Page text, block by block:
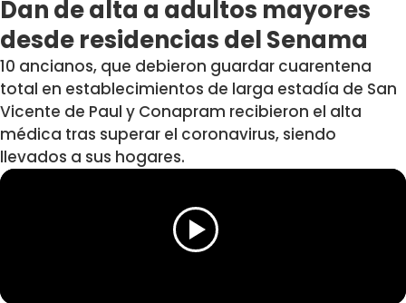
Dan de alta a adultos mayores
desde residencias del Senama
10 ancianos, que debieron guardar cuarentena
total en establecimientos de larga estadía de San
Vicente de Paul y Conapram recibieron el alta
médica tras superar el coronavirus, siendo
llevados a sus hogares.